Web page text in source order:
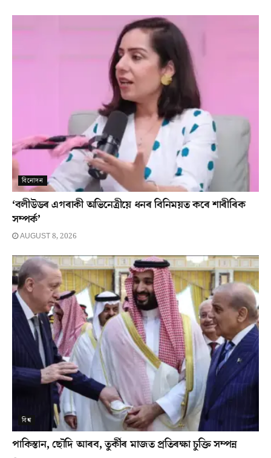
বিনোদন
‘বলীউডৰ এগৰাকী অভিনেত্ৰীয়ে ধনৰ বিনিময়ত কৰে শাৰীৰিক
সম্পৰ্ক’
AUGUST 8, 2026
বিশ্ব
পাকিস্তান, ছৌদি আৰব, তুৰ্কীৰ মাজত প্ৰতিৰক্ষা চুক্তি সম্পন্ন